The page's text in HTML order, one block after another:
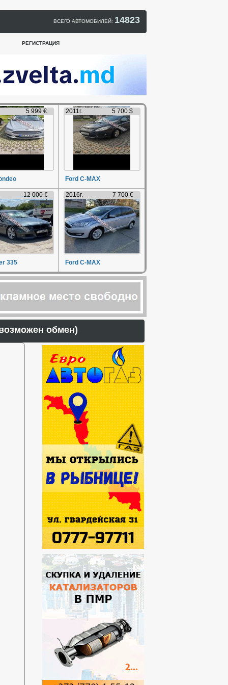
ВСЕГО АВТОМОБИЛЕЙ: 14823
РЕГИСТРАЦИЯ
5 999 € 2011г. 5 700 $
Ford C-MAX
12 000 €
335
2016г. 7 700 €
Ford C-MAX
обмен)